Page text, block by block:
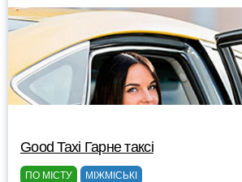
Good Taxi Гарне таксi
ПО МІСТУ МІЖМІСЬКІ